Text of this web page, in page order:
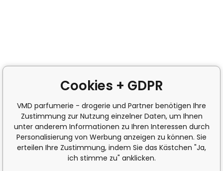
Cookies + GDPR
VMD parfumerie - drogerie und Partner benötigen Ihre
Zustimmung zur Nutzung einzelner Daten, um Ihnen
unter anderem Informationen zu Ihren Interessen durch
Personalisierung von Werbung anzeigen zu können. Sie
erteilen Ihre Zustimmung, indem Sie das Kästchen "Ja,
ich stimme zu" anklicken.